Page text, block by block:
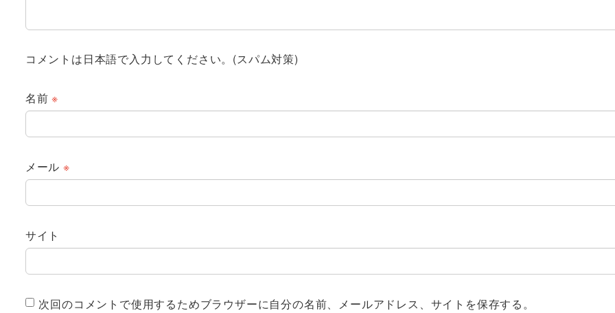
コメントは日本語で入力してください。(スパム対策)
名前※
メール ※
サイト
次回のコメントで使用するためブラウザーに自分の名前、メールアドレス、サイトを保存する。